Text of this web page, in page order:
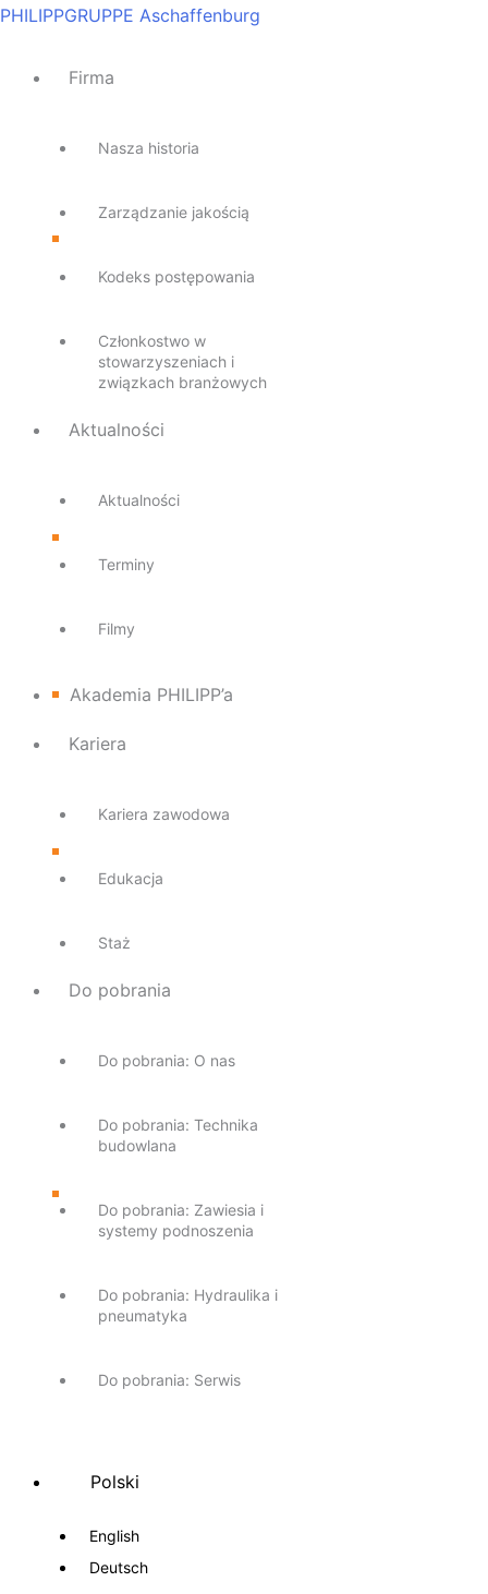
Przejdź
treści
PHILIPPGRUPPE Aschaffenburg
Main
Firma
Nasza historia
Zarządzanie jakością
Kodeks postępowania
Członkostwo w
stowarzyszeniach i
związkach branżowych
Aktualności
Aktualności
Terminy
Filmy
Akademia PHILIPP’a
Kariera
Kariera zawodowa
Edukacja
Staż
Do pobrania
Do pobrania: O nas
Do pobrania: Technika
budowlana
Do pobrania: Zawiesia i
systemy podnoszenia
Do pobrania: Hydraulika i
pneumatyka
Do pobrania: Serwis
Main
Polski
English
Deutsch
Main
Main
Main